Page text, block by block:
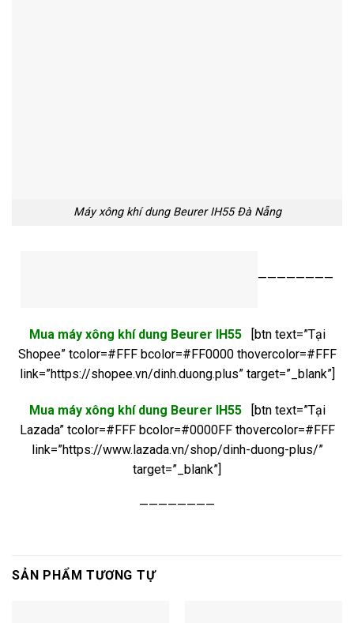
Máy xông khí dung Beurer IH55 Đà Nẵng
————————
Mua máy xông khí dung Beurer IH55
[btn text=”Tại
Shopee” tcolor=#FFF bcolor=#FF0000 thovercolor=#FFF
link=”https://shopee.vn/dinh.duong.plus” target=”_blank”]
Mua máy xông khí dung Beurer IH55[btn text=”Tại
Lazada” tcolor=#FFF bcolor=#0000FF thovercolor=#FFF
link=”https://www.lazada.vn/shop/dinh-duong-plus/”
target=”_blank”]
————————
SẢN PHẨM TƯƠNG TỰ